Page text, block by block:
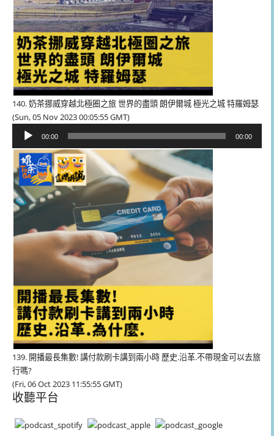
140. 奶茶挪威穿越北極圈之旅 世界的盡頭 朗伊爾城 極光之城 特羅姆瑟
(Sun, 05 Nov 2023 00:05:55 GMT)
播
放
器
00:00 00:00
139. 開播最長集數! 講付款刷卡講到兩小時 歷史.沿革.不帶現金可以去旅
行嗎?
(Fri, 06 Oct 2023 11:55:55 GMT)
收聽平台